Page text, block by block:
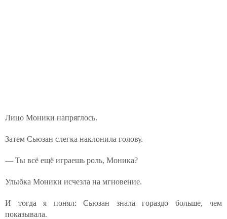
Лицо Моники напряглось.
Затем Сьюзан слегка наклонила голову.
— Ты всё ещё играешь роль, Моника?
Улыбка Моники исчезла на мгновение.
И тогда я понял: Сьюзан знала гораздо больше, чем
показывала.